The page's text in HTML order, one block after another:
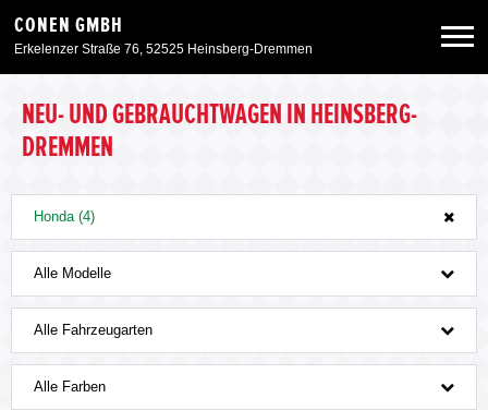
CONEN GMBH
Erkelenzer Straße 76, 52525 Heinsberg-Dremmen
Neuwagen
Angebote
Service & Zubehör
Unser Autohaus
NEU- UND GEBRAUCHTWAGEN IN HEINSBERG-
DREMMEN
Honda (4)
Alle Modelle
Alle Fahrzeugarten
Alle Farben